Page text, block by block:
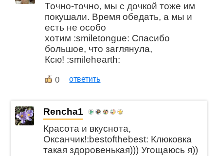
Точно-точно, мы с дочкой тоже им
покушали. Время обедать, а мы и
есть не особо
хотим :smiletongue: Спасибо
большое, что заглянула,
Ксю! :smilehearth:
0 ответить
Rencha1
Красота и вкуснота,
Оксанчик!:bestofthebest: Клюковка
такая здоровенькая))) Угощаюсь я))